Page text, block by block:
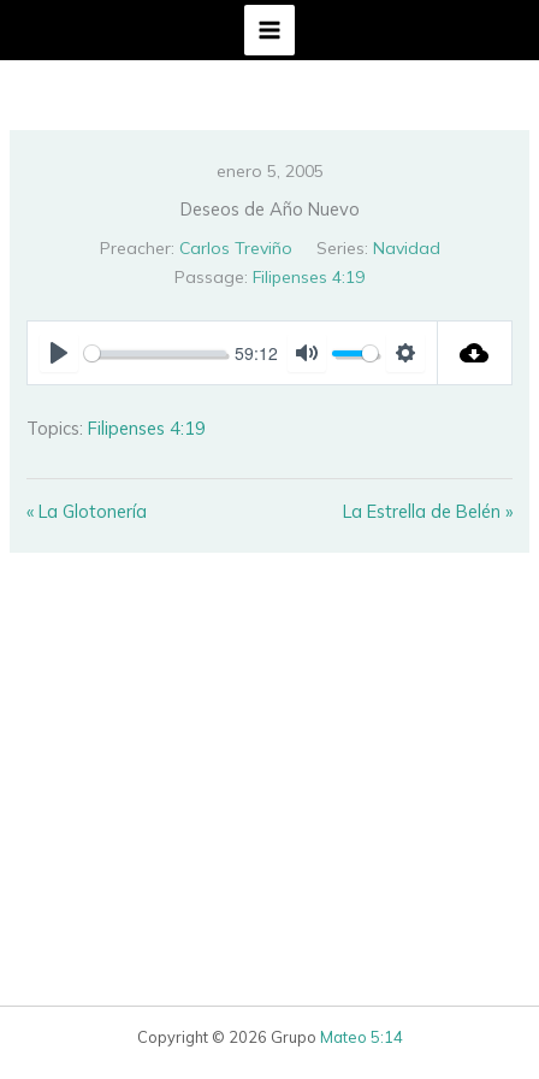
enero 5, 2005
Deseos de Año Nuevo
Preacher: Carlos Treviño Series: Navidad
Passage: Filipenses 4:19
PLAY
59:12
MUTE SETTINGS
Topics: Filipenses 4:19
« La Glotonería La Estrella de Belén »
Copyright © 2026 Grupo Mateo 5:14